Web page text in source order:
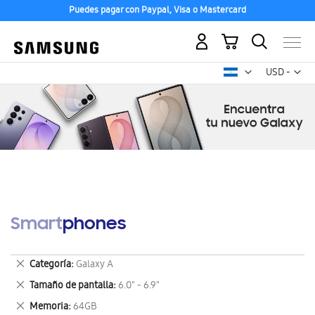
Puedes pagar con Paypal, Visa o Mastercard
USD -
dólar
Mi carrito
Smartphones
Categoría Galaxy A
Eliminar
este
artículo
Tamaño de pantalla 6.0" - 6.9"
Eliminar
este
Memoria 64GB
Eliminar